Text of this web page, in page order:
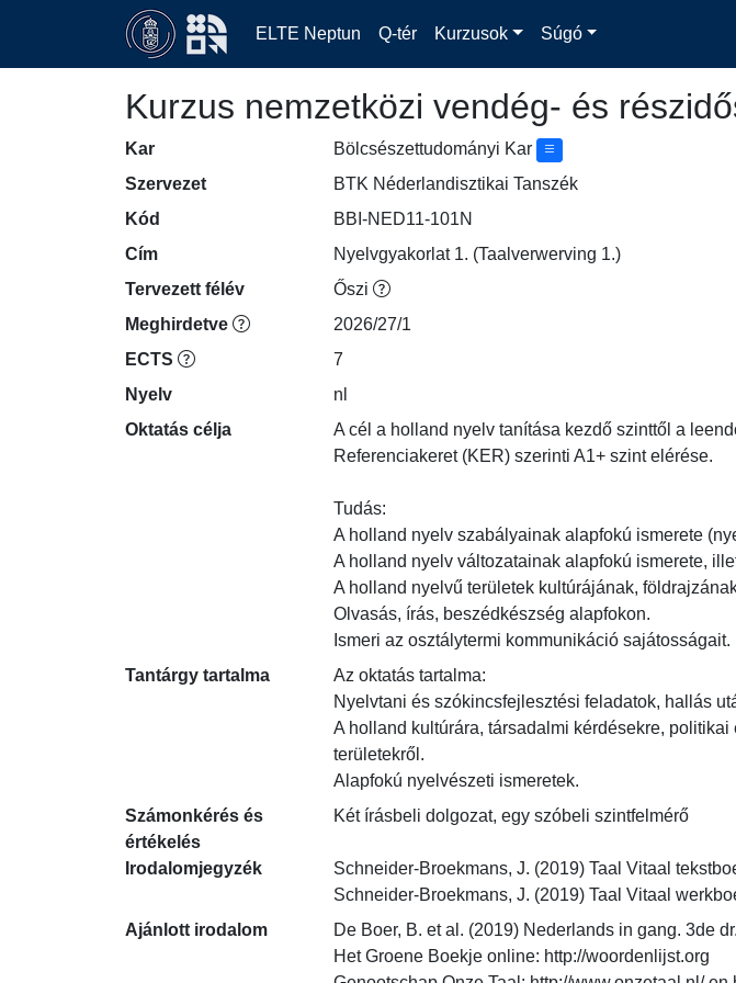
ELTE Neptun Q-tér Kurzusok Súgó
Kurzus nemzetközi vendég- és
Kar
Bölcsészettudományi Kar
Szervezet
BTK Néderlandisztikai Tanszék
Kód
BBI-NED11-101N
Cím
Nyelvgyakorlat 1. (Taalverwerving 1.)
Tervezett félév
Őszi
Meghirdetve
2026/27/1
ECTS
7
Nyelv
nl
Oktatás célja
A cél a holland nyelv tanítása kezdő szinttől a
Referenciakeret (KER) szerinti A1+ szint elérése.
Tudás:
A holland nyelv szabályainak alapfokú ismerete
A holland nyelv változatainak alapfokú ismerete,
A holland nyelvű területek kultúrájának,
Olvasás, írás, beszédkészség alapfokon.
Ismeri az osztálytermi kommunikáció sajátosságait.
Tantárgy tartalma
Az oktatás tartalma:
Nyelvtani és szókincsfejlesztési feladatok, hallás
A holland kultúrára, társadalmi kérdésekre,
területekről.
Alapfokú nyelvészeti ismeretek.
Számonkérés és
értékelés
Két írásbeli dolgozat, egy szóbeli szintfelmérő
Irodalomjegyzék
Schneider-Broekmans, J. (2019) Taal Vitaal
Schneider-Broekmans, J. (2019) Taal Vitaal
Ajánlott irodalom
De Boer, B. et al. (2019) Nederlands in gang. 3de
Het Groene Boekje online: http://woordenlijst.org